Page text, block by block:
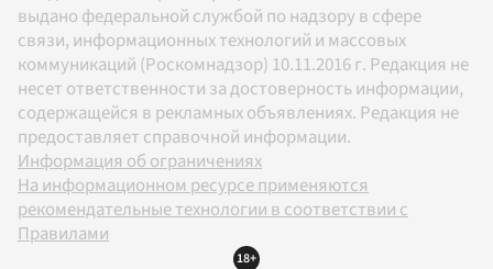
выдано федеральной службой по надзору в сфере
связи, информационных технологий и массовых
коммуникаций (Роскомнадзор) 10.11.2016 г. Редакция не
несет ответственности за достоверность информации,
содержащейся в рекламных объявлениях. Редакция не
предоставляет справочной информации.
Информация об ограничениях
На информационном ресурсе применяются
рекомендательные технологии в соответствии с
Правилами
18+